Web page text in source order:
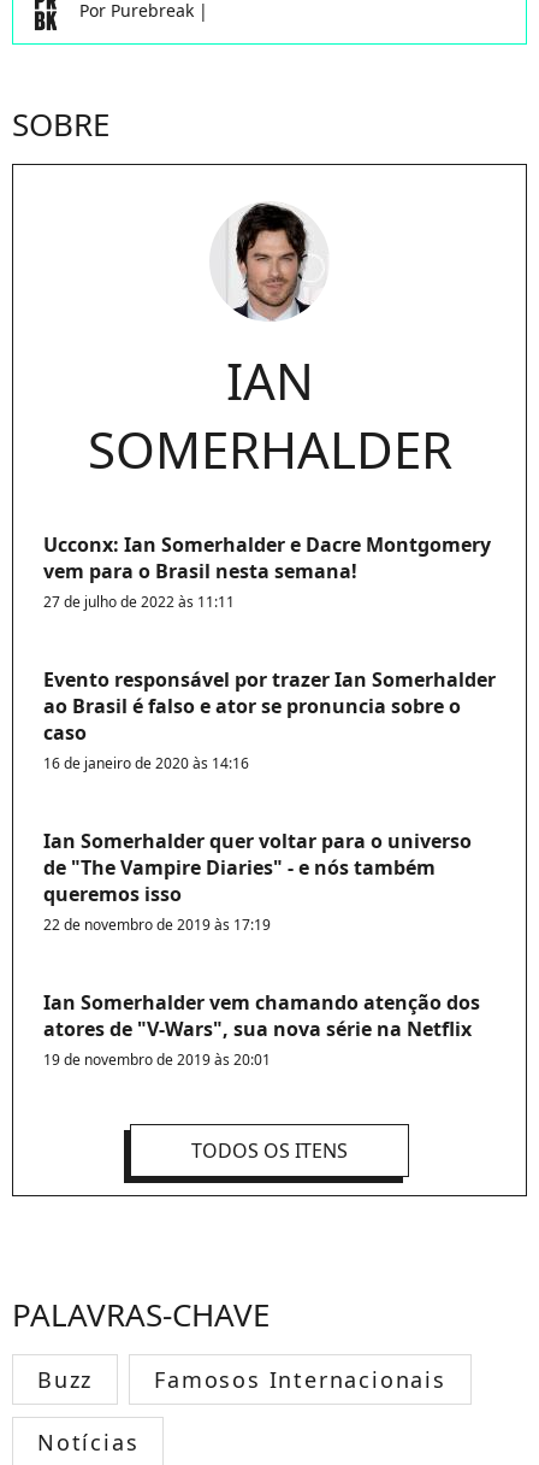
Por Purebreak |
SOBRE
IAN
SOMERHALDER
Ucconx: Ian Somerhalder e Dacre Montgomery
vem para o Brasil nesta semana!
27 de julho de 2022 às 11:11
Evento responsável por trazer Ian Somerhalder
ao Brasil é falso e ator se pronuncia sobre o
caso
16 de janeiro de 2020 às 14:16
Ian Somerhalder quer voltar para o universo
de "The Vampire Diaries" - e nós também
queremos isso
22 de novembro de 2019 às 17:19
Ian Somerhalder vem chamando atenção dos
atores de "V-Wars", sua nova série na Netflix
19 de novembro de 2019 às 20:01
TODOS OS ITENS
PALAVRAS-CHAVE
Buzz Famosos Internacionais
Notícias